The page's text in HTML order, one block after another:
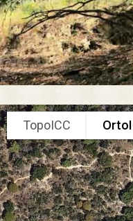
TopoICC